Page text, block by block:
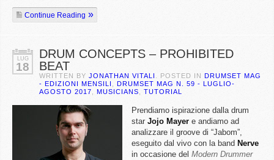
Continue Reading
LUG
18
DRUM CONCEPTS – PROHIBITED
BEAT
WRITTEN BY JONATHAN VITALI . POSTED IN DRUMSET MAG
- EDIZIONI MENSILI
DRUMSET MAG N. 59 - LUGLIO-
AGOSTO 2017
MUSICIANS TUTORIAL
Prendiamo ispirazione dalla drum
star Jojo Mayer e andiamo ad
analizzare il groove di “Jabom”,
eseguito dal vivo con la band Nerve
in occasione del Modern Drummer